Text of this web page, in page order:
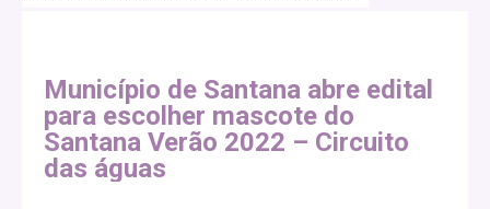
Município de Santana abre edital
para escolher mascote do
Santana Verão 2022 – Circuito
das águas